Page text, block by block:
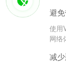
避
使用
网络
减